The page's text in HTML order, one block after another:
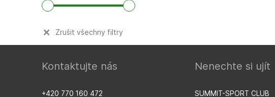
Zrušit všechny filtry
Kontaktujte nás
+420 770 160 472
Nenechte si ujít
SUMMIT-SPORT CLUB